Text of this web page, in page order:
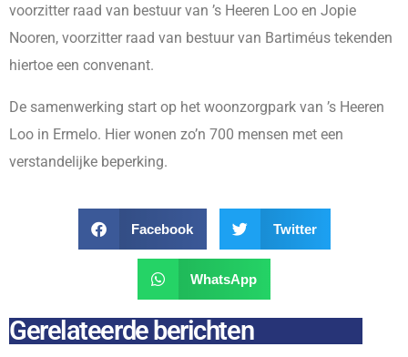
voorzitter raad van bestuur van ’s Heeren Loo en Jopie
Nooren, voorzitter raad van bestuur van Bartiméus tekenden
hiertoe een convenant.
De samenwerking start op het woonzorgpark van ’s Heeren
Loo in Ermelo. Hier wonen zo’n 700 mensen met een
verstandelijke beperking.
Facebook Twitter
WhatsApp
Gerelateerde berichten